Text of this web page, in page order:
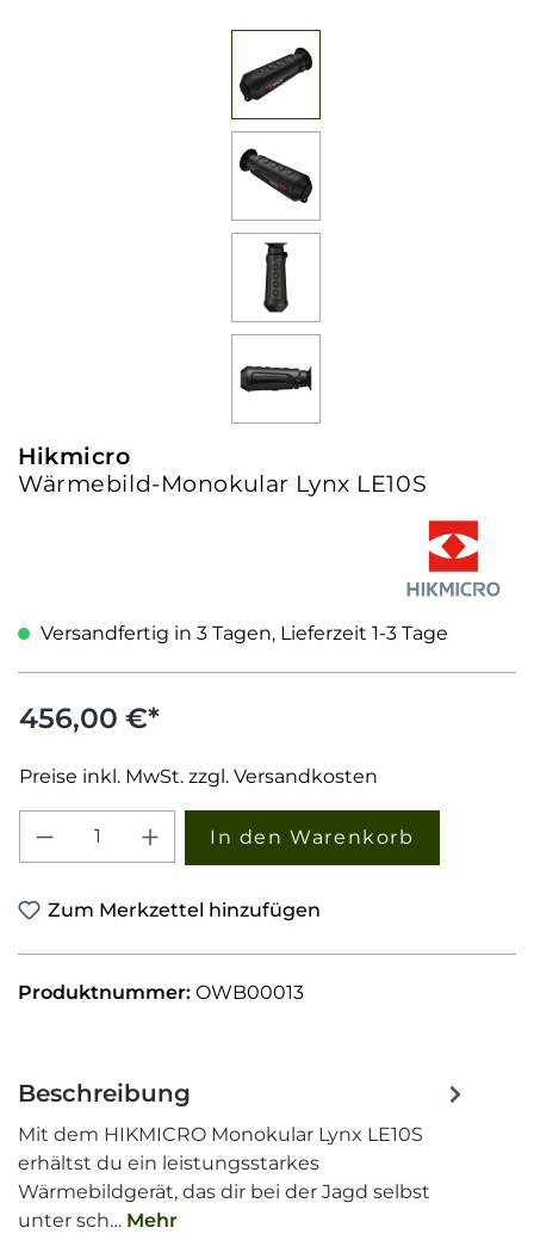
Hikmicro
Wärmebild-Monokular Lynx LE10S
456,00 €*
Preise inkl. MwSt. zzgl. Versandkosten
Versandfertig in 3 Tagen, Lieferzeit 1-3 Tage
Produkt Anzahl: Gib den
In den Warenkorb
Zum Merkzettel hinzufügen
Produktnummer: OWB00013
Beschreibung
Mit dem HIKMICRO Monokular Lynx LE10S
erhältst du ein leistungsstarkes
Wärmebildgerät, das dir bei der Jagd selbst
unter sch… Mehr